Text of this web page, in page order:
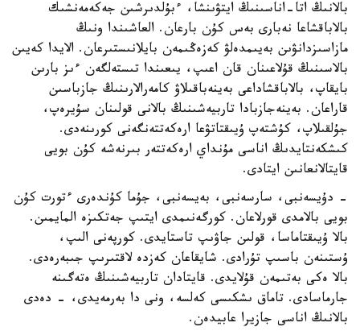
بالانىڭ اتا-اناسىنىڭ ايتۋىنشا، ءبۇلدىرشىن جەكەمەنشىك
بالاباقشاعا نەبارى بەس كۇن بارعان. العاشىندا ونىڭ
مازاسىزدانۋىن بەيىمدەلۋ كەزەڭىمەن بايلانىستىرعان. الايدا كەيىن
بالاسىنىڭ قۇلاعىنان قان اعىپ، يىعىندا تىستەلگەن ءىز بارىن
بايقاپ، بالاباقشاداعى بەينەباقىلاۋ كامەرالارىنىڭ جازباسىن
قاراعان. بەينەجازبادا تاربيەشىنىڭ بالانى قولىنان سۇيرەپ،
جۇلقىلاپ، كۇشتەپ ۇيىقتاتۋعا ارەكەتتەنگەنى كورىنەدى.
كىشكەنتايدىڭ اناسى مۇنداي ارەكەتتەر بىرنەشە كۇن بويى
قايتالانعانىن ايتادى.
- دۇيسەنبى، سارسەنبى، بەيسەنبى، جۇما كۇندەرى ءتورت كۇن
بويى بالامدى قورلاعان. كورگەنىمدى ايتىپ جەتكىزە المايمىن.
بالا ۇيىقتاماسا، قولىن جاۋىپ تاستايدى. كورپەنى الىپ،
ۇستىنەن باسىپ تۇرادى. شايقاعان كەزدە لاقتىرىپ جىبەرەدى.
بالا ەكى بەتىمەن قۇلايدى. قايتادان تاربيەشىنىڭ ەتەگىنە
جارماسادى. تاماق ىشكىسى كەلسە، ونى دا بەرمەيدى، - دەدى
بالانىڭ اناسى جازيرا عابيدەن.